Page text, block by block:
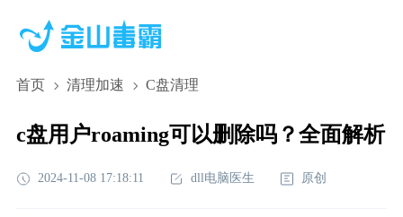
首页 清理加速 C盘清理
c盘用户roaming可以删除吗？全面解析
2024-11-08 17:18:11 dll电脑医生 原创